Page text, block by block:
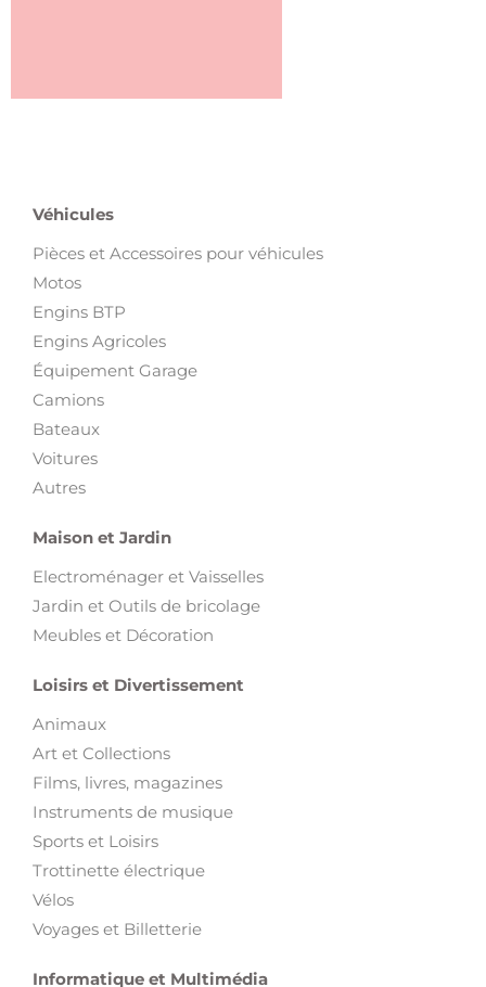
Véhicules
Pièces et Accessoires pour véhicules
Motos
Engins BTP
Engins Agricoles
Équipement Garage
Camions
Bateaux
Voitures
Autres
Maison et Jardin
Electroménager et Vaisselles
Jardin et Outils de bricolage
Meubles et Décoration
Loisirs et Divertissement
Animaux
Art et Collections
Films, livres, magazines
Instruments de musique
Sports et Loisirs
Trottinette électrique
Vélos
Voyages et Billetterie
Informatique et Multimédia